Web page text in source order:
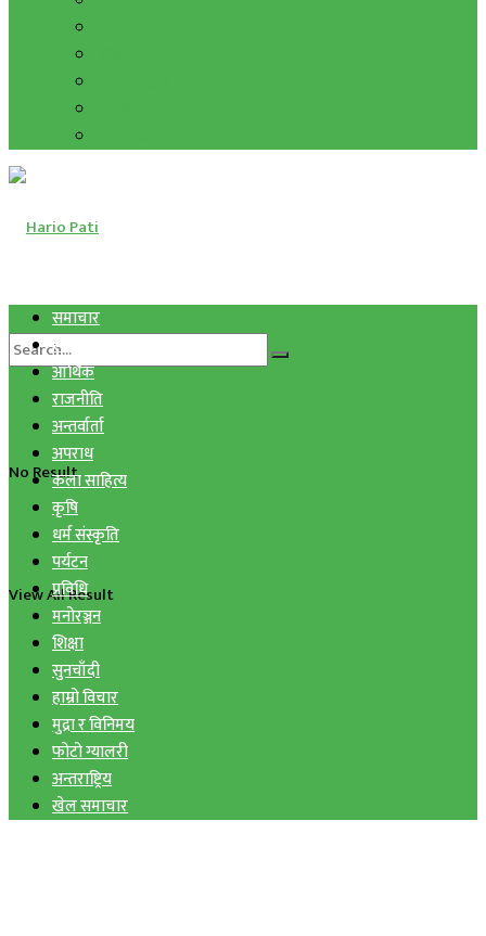
No Result
View All Result
समाचार
स्वास्थ्य
आर्थिक
राजनीति
अन्तर्वार्ता
अपराध
कला साहित्य
कृषि
धर्म संस्कृति
पर्यटन
प्रविधि
मनोरञ्जन
शिक्षा
सुनचाँदी
हाम्रो विचार
मुद्रा र विनिमय
फोटो ग्यालरी
अन्तराष्ट्रिय
खेल समाचार